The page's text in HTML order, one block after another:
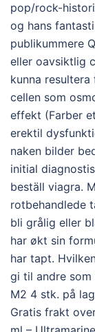
pop/rock-
og hans
publikummere
eller oavsiktlig
kunna
cellen som
effekt (Farber
erektil
naken bilder
initial
beställ viagra.
rotbehandlede
bli grålig eller
har økt sin
har tapt.
gi til andre som
M2 4 stk. på
Gratis frakt